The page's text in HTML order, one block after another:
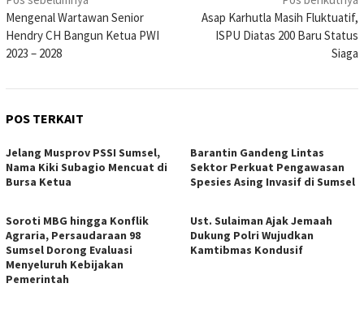
pos
Mengenal Wartawan Senior
Hendry CH Bangun Ketua PWI
2023 – 2028
Asap Karhutla Masih Fluktuatif,
ISPU Diatas 200 Baru Status
Siaga
POS TERKAIT
Jelang Musprov PSSI Sumsel,
Nama Kiki Subagio Mencuat di
Bursa Ketua
Barantin Gandeng Lintas
Sektor Perkuat Pengawasan
Spesies Asing Invasif di Sumsel
Soroti MBG hingga Konflik
Agraria, Persaudaraan 98
Sumsel Dorong Evaluasi
Menyeluruh Kebijakan
Pemerintah
Ust. Sulaiman Ajak Jemaah
Dukung Polri Wujudkan
Kamtibmas Kondusif